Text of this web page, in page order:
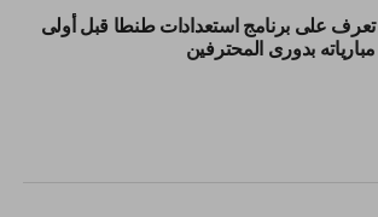
تعرف على برنامج استعدادات طنطا قبل أولى
مبارياته بدورى المحترفين